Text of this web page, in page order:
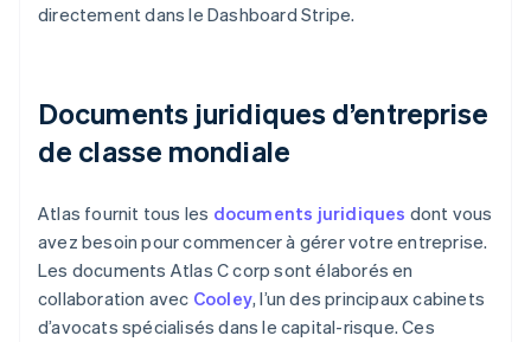
directement dans le Dashboard Stripe.
Documents juridiques d’entreprise
de classe mondiale
Atlas fournit tous les documents juridiques dont vous
avez besoin pour commencer à gérer votre entreprise.
Les documents Atlas C corp sont élaborés en
collaboration avec Cooley, l’un des principaux cabinets
d’avocats spécialisés dans le capital-risque. Ces